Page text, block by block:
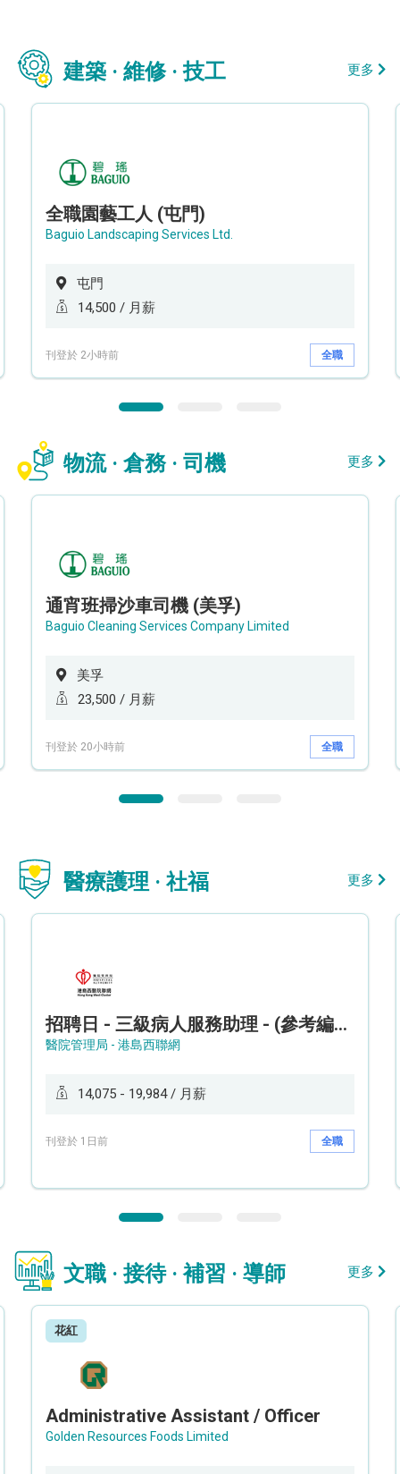
建築 · 維修 · 技工 更多
全職園藝工人 (屯門)
Baguio Landscaping Services Ltd.
屯門
14,500 / 月薪
刊登於 2小時前 全職
物流 · 倉務 · 司機 更多
通宵班掃沙車司機 (美孚)
Baguio Cleaning Services Company Limited
美孚
23,500 / 月薪
刊登於 20小時前 全職
醫療護理 · 社福 更多
招聘日 - 三級病人服務助理 - (參考編號: HKWCS260107)
醫院管理局 - 港島西聯網
14,075 - 19,984 / 月薪
刊登於 1日前 全職
文職 · 接待 · 補習 · 導師 更多
花紅
Administrative Assistant / Officer
Golden Resources Foods Limited